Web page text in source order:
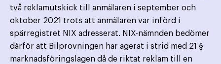
två reklamutskick till anmälaren i september och
oktober 2021 trots att anmälaren var införd i
spärregistret NIX adresserat. NIX-nämnden bedömer
därför att Bilprovningen har agerat i strid med 21 §
marknadsföringslagen då de riktat reklam till en